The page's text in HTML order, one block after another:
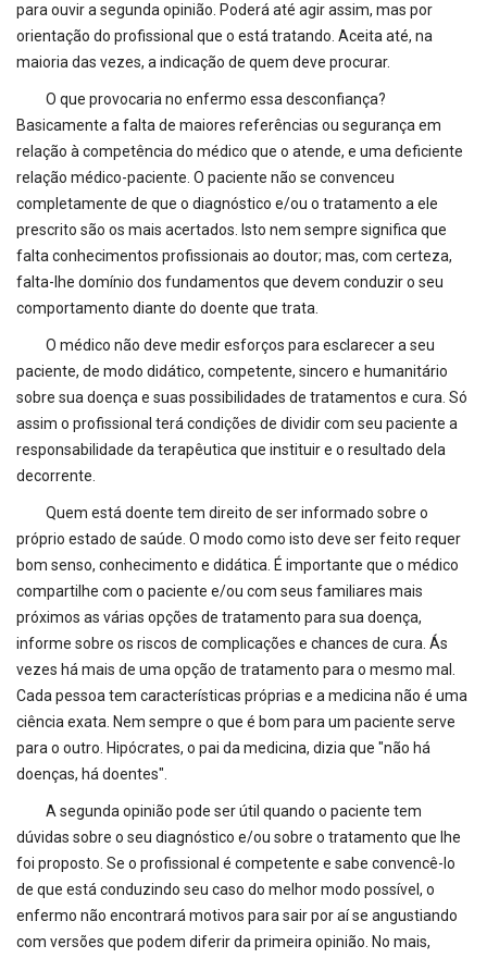
para ouvir a segunda opinião. Poderá até agir assim, mas por
orientação do profissional que o está tratando. Aceita até, na
maioria das vezes, a indicação de quem deve procurar.
O que provocaria no enfermo essa desconfiança?
Basicamente a falta de maiores referências ou segurança em
relação à competência do médico que o atende, e uma deficiente
relação médico-paciente. O paciente não se convenceu
completamente de que o diagnóstico e/ou o tratamento a ele
prescrito são os mais acertados. Isto nem sempre significa que
falta conhecimentos profissionais ao doutor; mas, com certeza,
falta-lhe domínio dos fundamentos que devem conduzir o seu
comportamento diante do doente que trata.
O médico não deve medir esforços para esclarecer a seu
paciente, de modo didático, competente, sincero e humanitário
sobre sua doença e suas possibilidades de tratamentos e cura. Só
assim o profissional terá condições de dividir com seu paciente a
responsabilidade da terapêutica que instituir e o resultado dela
decorrente.
Quem está doente tem direito de ser informado sobre o
próprio estado de saúde. O modo como isto deve ser feito requer
bom senso, conhecimento e didática. É importante que o médico
compartilhe com o paciente e/ou com seus familiares mais
próximos as várias opções de tratamento para sua doença,
informe sobre os riscos de complicações e chances de cura. Ás
vezes há mais de uma opção de tratamento para o mesmo mal.
Cada pessoa tem características próprias e a medicina não é uma
ciência exata. Nem sempre o que é bom para um paciente serve
para o outro. Hipócrates, o pai da medicina, dizia que "não há
doenças, há doentes".
A segunda opinião pode ser útil quando o paciente tem
dúvidas sobre o seu diagnóstico e/ou sobre o tratamento que lhe
foi proposto. Se o profissional é competente e sabe convencê-lo
de que está conduzindo seu caso do melhor modo possível, o
enfermo não encontrará motivos para sair por aí se angustiando
com versões que podem diferir da primeira opinião. No mais,